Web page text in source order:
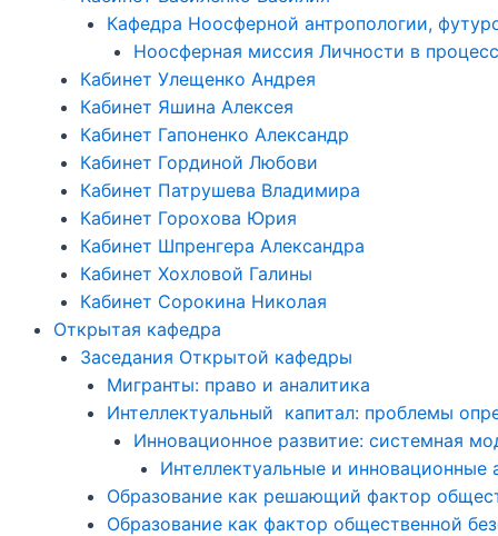
Кафедра Ноосферной антропологии,
Ноосферная миссия Личности в
Кабинет Улещенко Андрея
Кабинет Яшина Алексея
Кабинет Гапоненко Александр
Кабинет Гординой Любови
Кабинет Патрушева Владимира
Кабинет Горохова Юрия
Кабинет Шпренгера Александра
Кабинет Хохловой Галины
Кабинет Сорокина Николая
Открытая кафедра
Заседания Открытой кафедры
Мигранты: право и аналитика
Интеллектуальный капитал: проблемы
Инновационное развитие: системная
Интеллектуальные и инновационные
Образование как решающий фактор
Образование как фактор общественной